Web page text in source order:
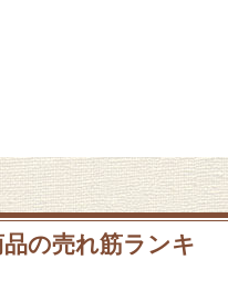
の売れ筋ランキ